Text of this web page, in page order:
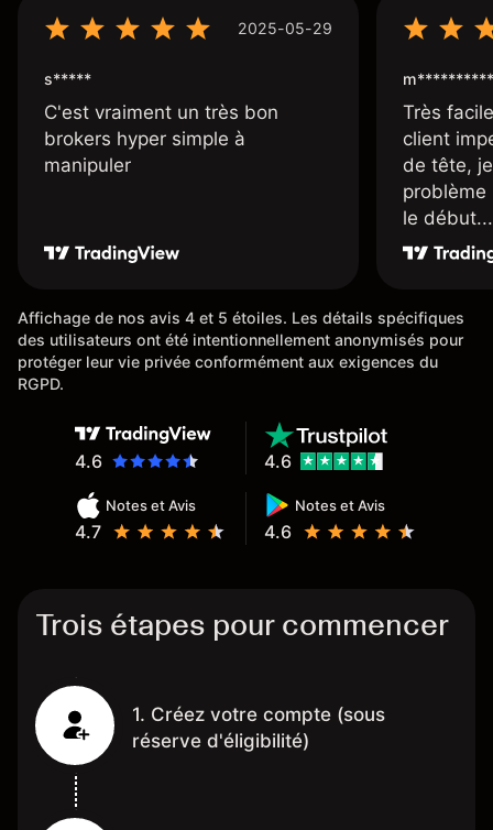
2025-05-29
s*****
C'est vraiment un très bon
brokers hyper simple à
manipuler
m**********
Très
client
de tête,
problème
le début...
Affichage de nos avis 4 et 5 étoiles. Les détails spécifiques
des utilisateurs ont été intentionnellement anonymisés pour
protéger leur vie privée conformément aux exigences du
RGPD.
4.6
Notes et Avis
4.7
Notes et Avis
4.6
4.6
Trois étapes pour commencer
1. Créez votre compte (sous
réserve d'éligibilité)